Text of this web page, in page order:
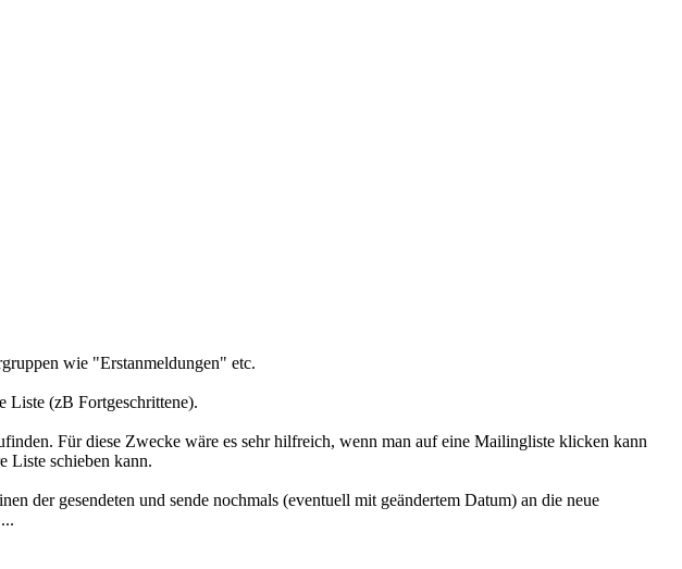
wie "Erstanmeldungen" etc.
Liste (zB Fortgeschrittene).
Für diese Zwecke wäre es sehr hilfreich, wenn man auf eine Mailingliste klicken kann
Liste schieben kann.
der gesendeten und sende nochmals (eventuell mit geändertem Datum) an die neue